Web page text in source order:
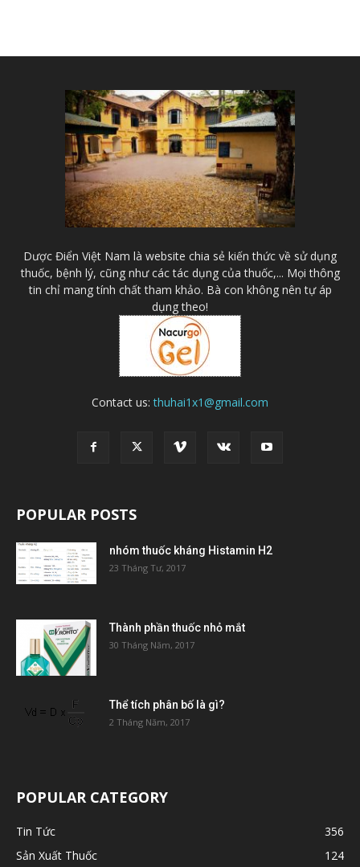
Dược Điển Việt Nam là website chia sẻ kiến thức về sử dụng
thuốc, bệnh lý, cũng như các tác dụng của thuốc,... Mọi thông
tin chỉ mang tính chất tham khảo. Bà con không nên tự áp
dụng theo!
Contact us:thuhai1x1@gmail.com
POPULAR POSTS
nhóm thuốc kháng Histamin H2
23 Tháng Tư, 2017
Thành phần thuốc nhỏ mắt
30 Tháng Năm, 2017
Thể tích phân bố là gì?
2 Tháng Năm, 2017
POPULAR CATEGORY
Tin Tức
356
Sản Xuất Thuốc
124